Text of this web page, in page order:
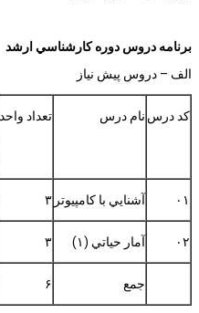
برنامه دروس دوره كارشناسي ارشد
الف – دروس پيش نياز
كد درس نام درس تعداد واحد
۰۱ آشنايي با كامپيوتر ۳
۰۲ آمار حياتي (۱) ۳
جمع ۶